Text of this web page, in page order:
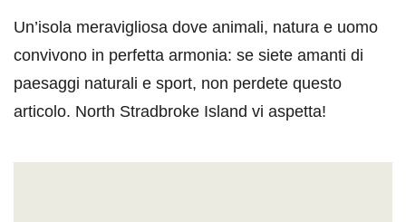
Un’isola meravigliosa dove animali, natura e uomo
convivono in perfetta armonia: se siete amanti di
paesaggi naturali e sport, non perdete questo
articolo. North Stradbroke Island vi aspetta!